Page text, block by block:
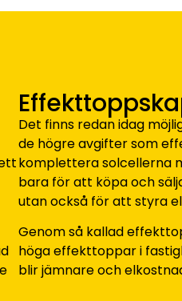
Det finns redan idag
de högre avgifter som
komplettera solcellerna
bara för att köpa och
utan också för att styra
Genom så kallad
höga effekttoppar i
blir jämnare och